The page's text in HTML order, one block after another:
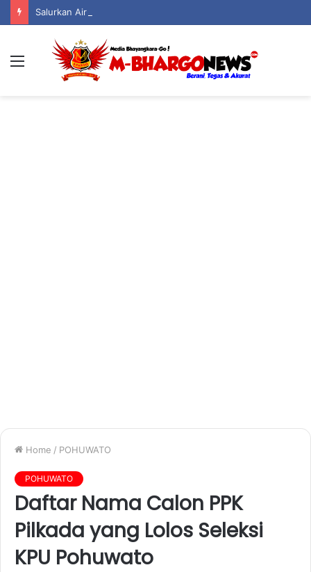
Home / POHUWATO
POHUWATO
Daftar Nama Calon PPK
Pilkada yang Lolos Seleksi
KPU Pohuwato